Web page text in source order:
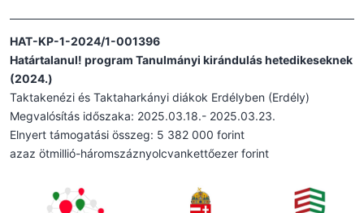
HAT-KP-1-2024/1-001396
Határtalanul! program Tanulmányi kirándulás hetedikeseknek
(2024.)
Taktakenézi és Taktaharkányi diákok Erdélyben (Erdély)
Megvalósítás időszaka: 2025.03.18.- 2025.03.23.
Elnyert támogatási összeg: 5 382 000 forint
azaz ötmillió-háromszáznyolcvankettőezer forint